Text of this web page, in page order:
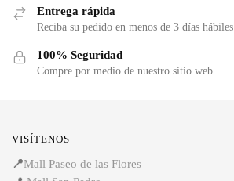
Entrega rápida
Reciba su pedido en menos de 3 días hábiles
100% Seguridad
Compre por medio de nuestro sitio web
VISÍTENOS
📍Mall Paseo de las Flores